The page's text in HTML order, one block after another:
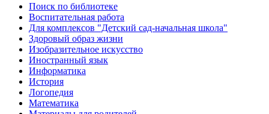
Поиск по библиотеке
Воспитательная работа
Для комплексов "Детский сад-начальная школа"
Здоровый образ жизни
Изобразительное искусство
Иностранный язык
Информатика
История
Логопедия
Математика